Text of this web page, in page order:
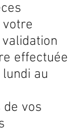
effectuée
au
vos